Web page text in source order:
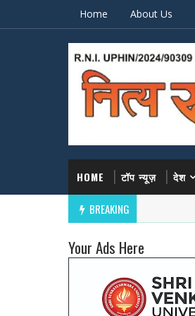
Home About Us
HOME टॉप न्यूज़ देश
BREAKING
Your Ads Here